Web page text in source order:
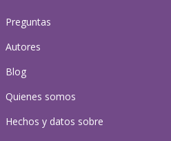
Preguntas
Autores
Blog
Quienes somos
Hechos y datos sobre